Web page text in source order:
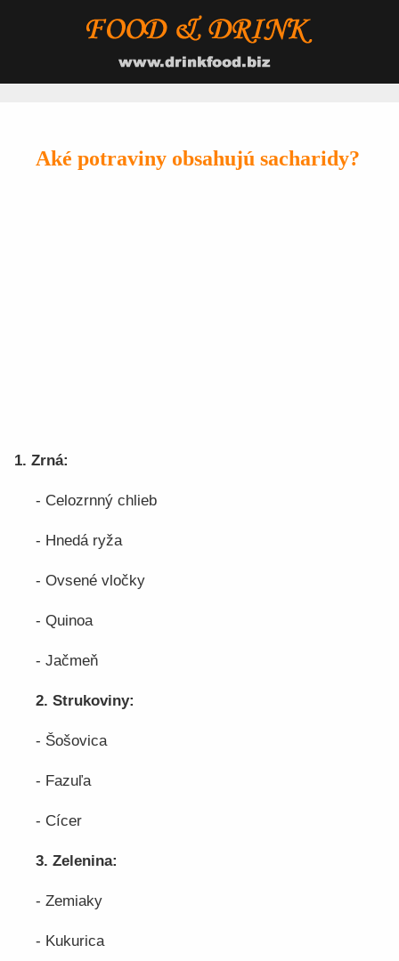
Aké potraviny obsahujú sacharidy?
1. Zrná:
- Celozrnný chlieb
- Hnedá ryža
- Ovsené vločky
- Quinoa
- Jačmeň
2. Strukoviny:
- Šošovica
- Fazuľa
- Cícer
3. Zelenina:
- Zemiaky
- Kukurica